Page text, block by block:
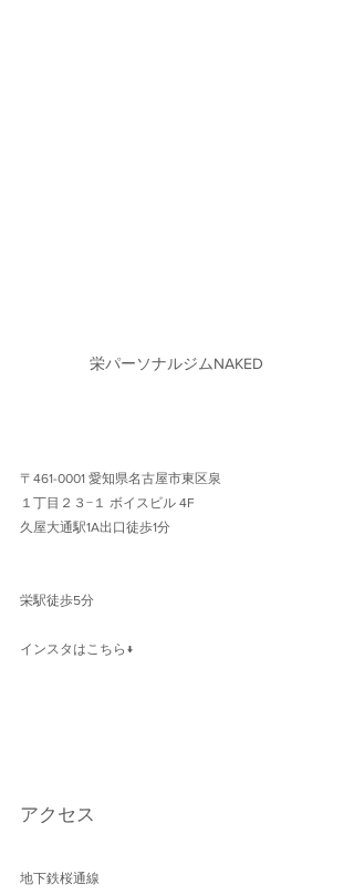
栄パーソナルジムNAKED
〒461-0001 愛知県名古屋市東区泉
１丁目２３−１ ボイスビル 4F
久屋大通駅1A出口徒歩1分
栄駅徒歩5分
インスタはこちら↓
アクセス
地下鉄桜通線